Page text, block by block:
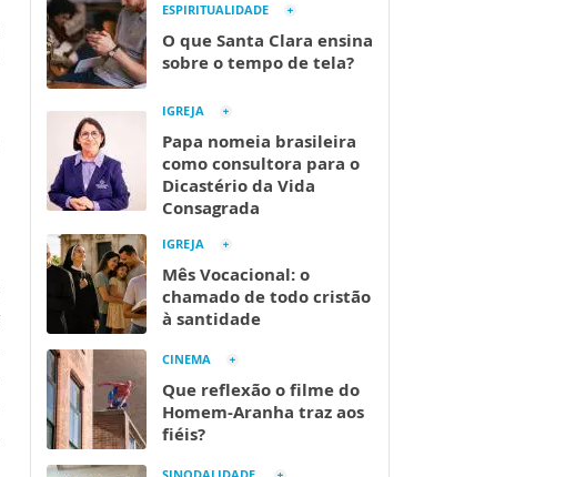
ESPIRITUALIDADE
O que Santa Clara ensina
sobre o tempo de tela?
IGREJA
Papa nomeia brasileira
como consultora para o
Dicastério da Vida
Consagrada
IGREJA
Mês Vocacional: o
chamado de todo cristão
à santidade
CINEMA
Que reflexão o filme do
Homem-Aranha traz aos
fiéis?